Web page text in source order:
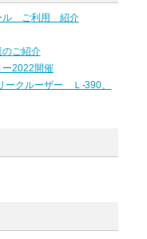
ル ご利用 紹介
ご紹介
ー2022開催
クルーザー Ｌ-390、